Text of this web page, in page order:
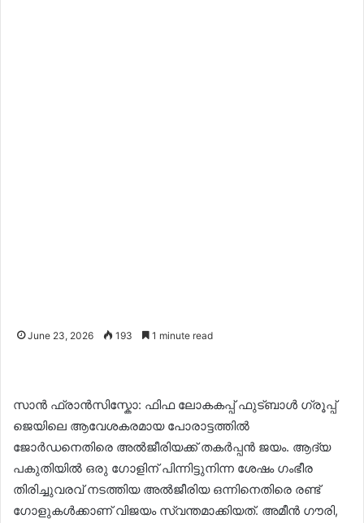
June 23, 2026 193 1 minute read
സാൻ ഫ്രാൻസിസ്കോ: ഫിഫ ലോകകപ്പ് ഫുട്ബാൾ ഗ്രൂപ്പ്
ജെയിലെ ആവേശകരമായ പോരാട്ടത്തിൽ
ജോർഡനെതിരെ അൽജീരിയക്ക് തകർപ്പൻ ജയം. ആദ്യ
പകുതിയിൽ ഒരു ഗോളിന് പിന്നിട്ടുനിന്ന ശേഷം ഗംഭീര
തിരിച്ചുവരവ് നടത്തിയ അൽജീരിയ ഒന്നിനെതിരെ രണ്ട്
ഗോളുകൾക്കാണ് വിജയം സ്വന്തമാക്കിയത്. അമീൻ ഗൗരി,